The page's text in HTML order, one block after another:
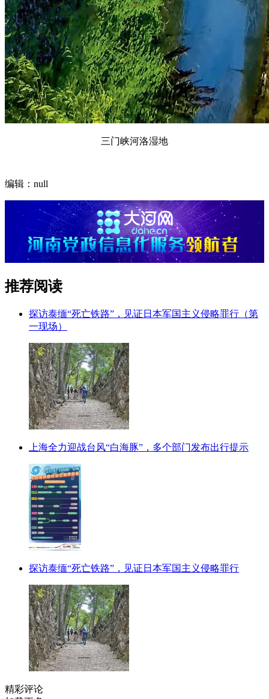
三门峡河洛湿地
编辑：null
推荐阅读
探访泰缅“死亡铁路”，见证日本军国主义侵略罪行（第
一现场）
上海全力迎战台风“白海豚”，多个部门发布出行提示
探访泰缅“死亡铁路”，见证日本军国主义侵略罪行
精彩评论